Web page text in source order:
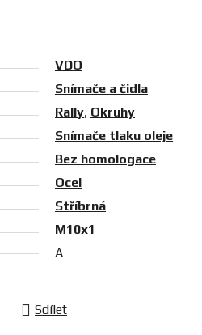
VDO
Snímače a čidla
Rally, Okruhy
Snímače tlaku oleje
Bez homologace
Ocel
Stříbrná
M10x1
A
Sdílet